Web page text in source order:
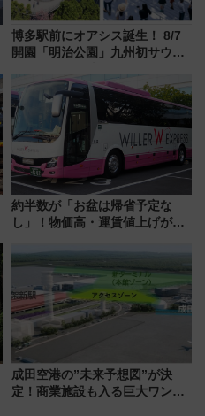
博多駅前にオアシス誕生！ 8/7
開園「明治公園」九州初サウナ
品グルメ登場で駅前の過ごし方
はどう変わる？
約半数が「お盆は帰省予定な
し」！物価高・運賃値上げが財
りたいけど……【WILLER お盆
帰省動向調査】
成田空港の”未来予想図”が決
定！商業施設も入る巨大ワンタ